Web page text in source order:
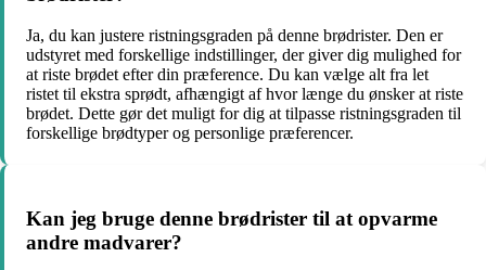
Ja, du kan justere ristningsgraden på denne brødrister. Den er
udstyret med forskellige indstillinger, der giver dig mulighed for
at riste brødet efter din præference. Du kan vælge alt fra let
ristet til ekstra sprødt, afhængigt af hvor længe du ønsker at riste
brødet. Dette gør det muligt for dig at tilpasse ristningsgraden til
forskellige brødtyper og personlige præferencer.
Kan jeg bruge denne brødrister til at opvarme
andre madvarer?